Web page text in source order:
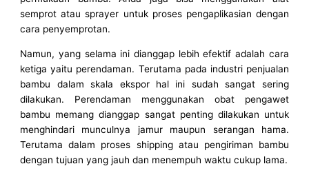
semprot atau sprayer untuk proses pengaplikasian dengan
cara penyemprotan.
Namun, yang selama ini dianggap lebih efektif adalah cara
ketiga yaitu perendaman. Terutama pada industri penjualan
bambu dalam skala ekspor hal ini sudah sangat sering
dilakukan. Perendaman menggunakan obat pengawet
bambu memang dianggap sangat penting dilakukan untuk
menghindari munculnya jamur maupun serangan hama.
Terutama dalam proses shipping atau pengiriman bambu
dengan tujuan yang jauh dan menempuh waktu cukup lama.